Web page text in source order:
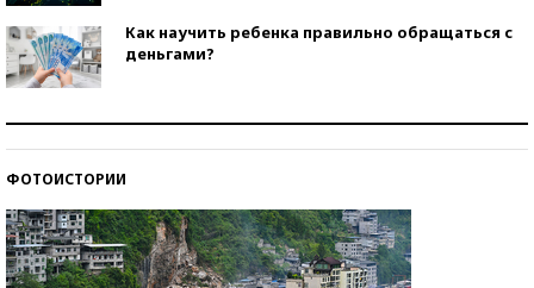
Как научить ребенка правильно обращаться с
деньгами?
ФОТОИСТОРИИ